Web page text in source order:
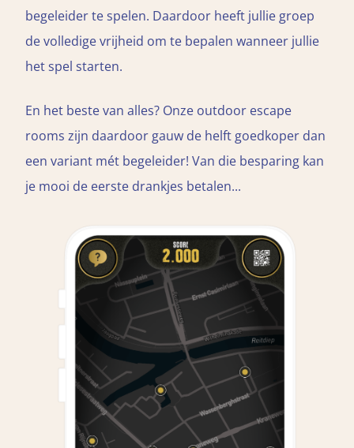
begeleider te spelen. Daardoor heeft jullie groep
de volledige vrijheid om te bepalen wanneer jullie
het spel starten.
En het beste van alles? Onze outdoor escape
rooms zijn daardoor gauw de helft goedkoper dan
een variant mét begeleider! Van die besparing kan
je mooi de eerste drankjes betalen...